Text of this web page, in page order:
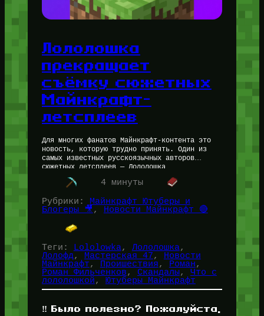
Лололошка
прекращает
съёмку сюжетных
Майнкрафт-
летсплеев
Для многих фанатов Майнкрафт-контента это
новость, которую трудно принять. Один из
самых известных русскоязычных авторов
сюжетных летсплеев — Лололошка
(MrLololoshka) — объявил о завершении эпохи
своих сюжетных Майнкрафт сезонов. Проект,…
4 минуты
Рубрики: Майнкрафт Ютуберы и
Блогеры 🎥 , Новости Майнкрафт 🔴
Теги: Lololowka, Лололошка
Лолофд, Мастерская 47,
Новости
Майнкрафт, Проишествия, Роман
Роман Фильченков, Скандалы, Что с
лололошкой, Ютуберы Майнкрафт
‼️ Было полезно? Пожалуйста,